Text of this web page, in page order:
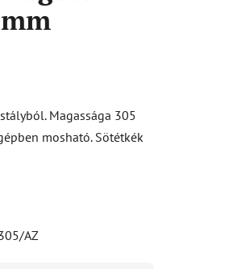
Magassága 305
mosható. Sötétkék
AZ